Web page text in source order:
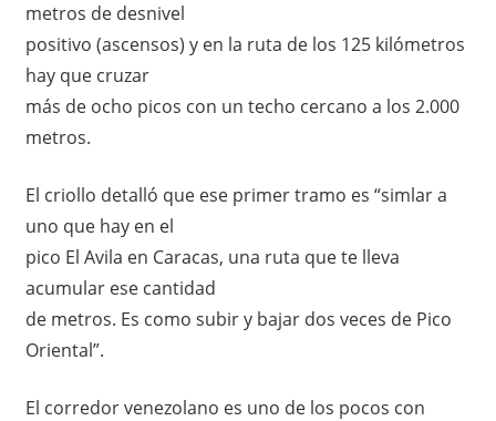
metros de desnivel
positivo (ascensos) y en la ruta de los 125 kilómetros
hay que cruzar
más de ocho picos con un techo cercano a los 2.000
metros.
El criollo detalló que ese primer tramo es “simlar a
uno que hay en el
pico El Avila en Caracas, una ruta que te lleva
acumular ese cantidad
de metros. Es como subir y bajar dos veces de Pico
Oriental”.
El corredor venezolano es uno de los pocos con